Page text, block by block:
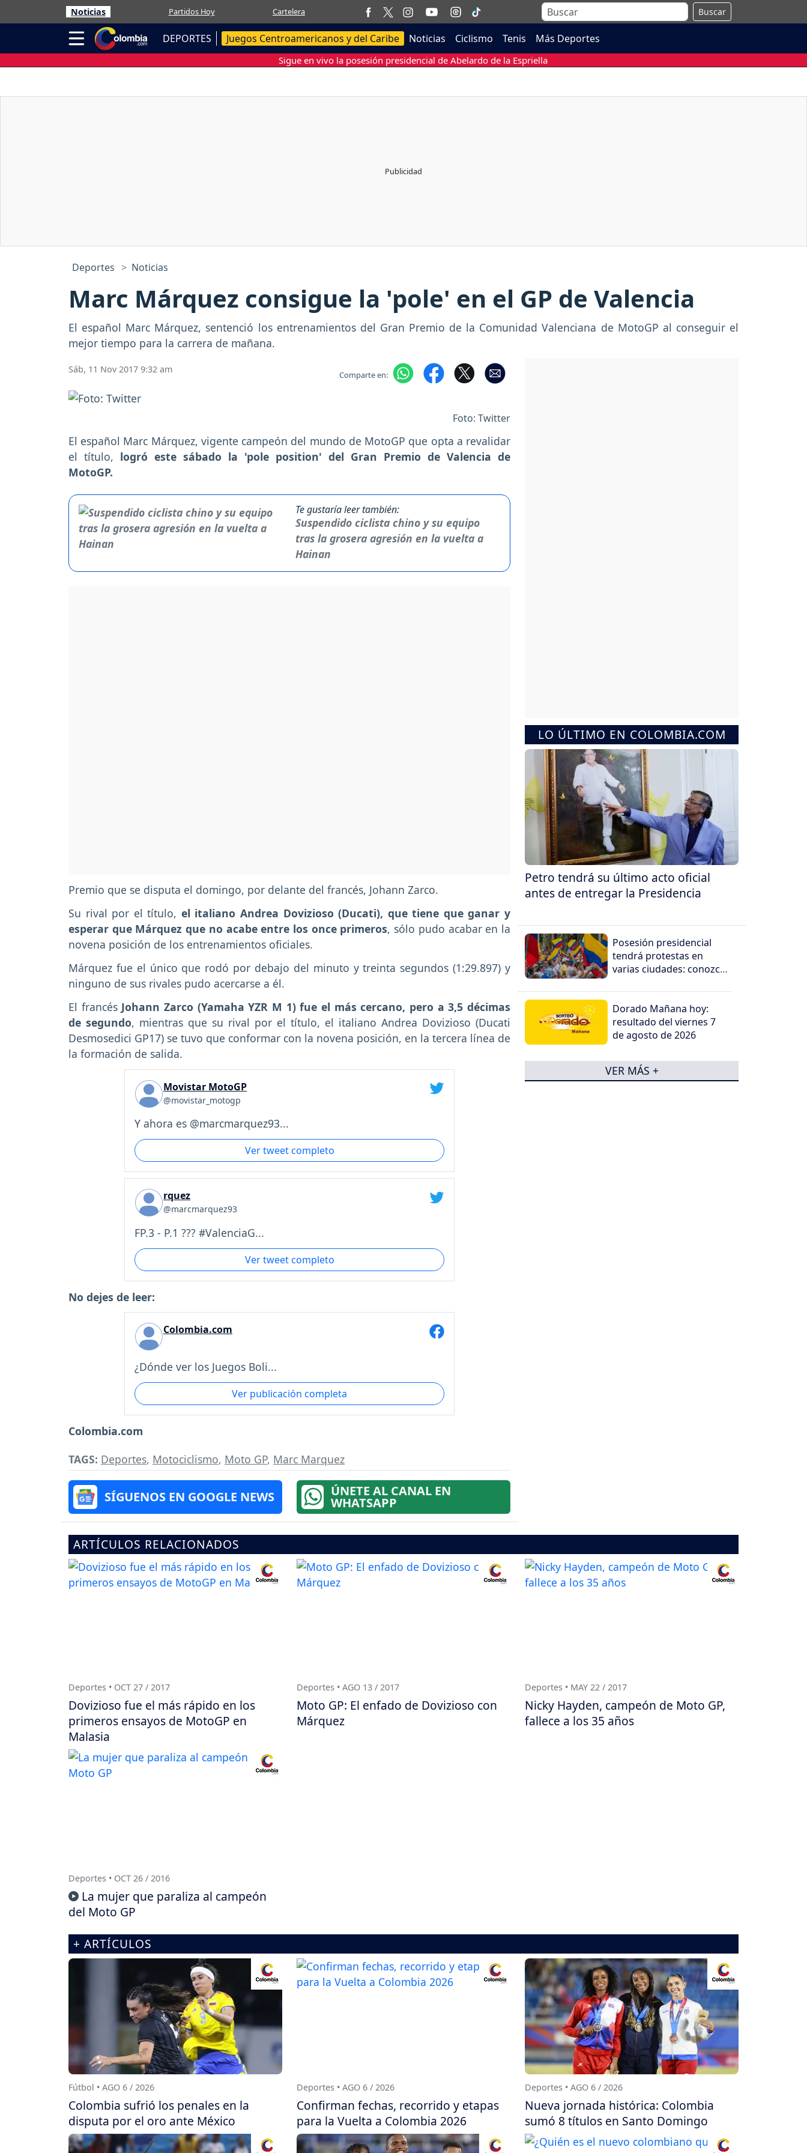
Noticias Partidos Hoy Cartelera Buscar
DEPORTES Juegos Centroamericanos y del Caribe Noticias Ciclismo Tenis Más Deportes
Sigue en vivo la posesión presidencial de Abelardo de la Espriella
Deportes Noticias
Marc Márquez consigue la 'pole' en el GP de Valencia
El español Marc Márquez, sentenció los entrenamientos del Gran Premio de la Comunidad Valenciana de MotoGP al conseguir el
mejor tiempo para la carrera de mañana.
Sáb, 11 Nov 2017 9:32 am Comparte en:
Foto: Twitter
El español Marc Márquez, vigente campeón del mundo de MotoGP que opta a revalidar
el título, logró este sábado la 'pole position' del Gran Premio de Valencia de
MotoGP.
Te gustaría leer también:
Suspendido ciclista chino y su equipo
tras la grosera agresión en la vuelta a
Hainan
Premio que se disputa el domingo, por delante del francés, Johann Zarco.
Su rival por el título, el italiano Andrea Dovizioso (Ducati), que tiene que ganar y
esperar que Márquez que no acabe entre los once primeros, sólo pudo acabar en la
novena posición de los entrenamientos oficiales.
Márquez fue el único que rodó por debajo del minuto y treinta segundos (1:29.897) y
ninguno de sus rivales pudo acercarse a él.
El francés Johann Zarco (Yamaha YZR M 1) fue el más cercano, pero a 3,5 décimas
de segundo, mientras que su rival por el título, el italiano Andrea Dovizioso (Ducati
Desmosedici GP17) se tuvo que conformar con la novena posición, en la tercera línea de
la formación de salida.
Movistar MotoGP
@movistar_motogp
Y ahora es @marcmarquez93...
Ver tweet completo
rquez
@marcmarquez93
FP.3 - P.1 ??? #ValenciaG...
Ver tweet completo
No dejes de leer:
Colombia.com
¿Dónde ver los Juegos Boli...
Ver publicación completa
Colombia.com
TAGS: Deportes, Motociclismo, Moto GP, Marc Marquez
SÍGUENOS EN GOOGLE NEWS ÚNETE AL CANAL EN
WHATSAPP
LO ÚLTIMO EN COLOMBIA.COM
Petro tendrá su último acto oficial
antes de entregar la Presidencia
Posesión presidencial
tendrá protestas en
varias ciudades: conozca
concentraciones
Dorado Mañana hoy:
resultado del viernes 7
de agosto de 2026
VER MÁS +
ARTÍCULOS RELACIONADOS
Deportes • OCT 27 / 2017
Dovizioso fue el más rápido en los
primeros ensayos de MotoGP en
Malasia
Deportes • AGO 13 / 2017
Moto GP: El enfado de Dovizioso con
Márquez
Deportes • MAY 22 / 2017
Nicky Hayden, campeón de Moto GP,
fallece a los 35 años
Deportes • OCT 26 / 2016
La mujer que paraliza al campeón
del Moto GP
+ ARTÍCULOS
Fútbol • AGO 6 / 2026
Colombia sufrió los penales en la
disputa por el oro ante México
Deportes • AGO 6 / 2026
Confirman fechas, recorrido y etapas
para la Vuelta a Colombia 2026
Deportes • AGO 6 / 2026
Nueva jornada histórica: Colombia
sumó 8 títulos en Santo Domingo